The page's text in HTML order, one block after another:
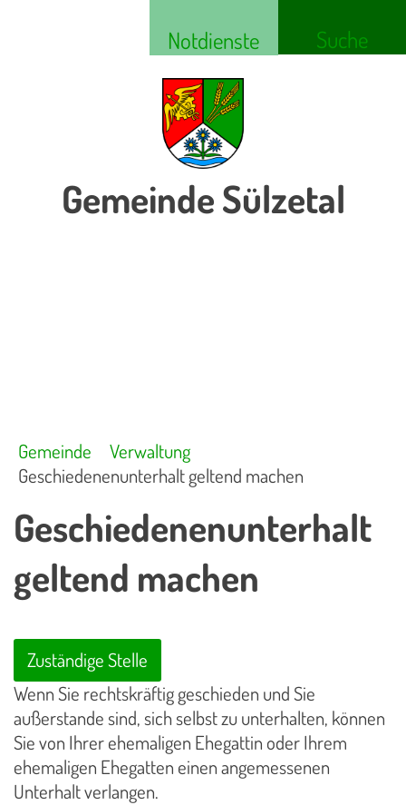
Notdienste Suche
Gemeinde Sülzetal
Gemeinde
Verwaltung
Geschiedenenunterhalt geltend machen
Geschiedenenunterhalt
geltend machen
Zuständige Stelle
Wenn Sie rechtskräftig geschieden und Sie
außerstande sind, sich selbst zu unterhalten, können
Sie von Ihrer ehemaligen Ehegattin oder Ihrem
ehemaligen Ehegatten einen angemessenen
Unterhalt verlangen.